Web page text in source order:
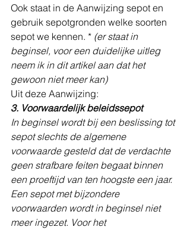
Ook staat in de Aanwijzing sepot en
gebruik sepotgronden welke soorten
sepot we kennen. * (er staat in
beginsel, voor een duidelijke uitleg
neem ik in dit artikel aan dat het
gewoon niet meer kan)
Uit deze Aanwijzing:
3. Voorwaardelijk beleidssepot
In beginsel wordt bij een beslissing tot
sepot slechts de algemene
voorwaarde gesteld dat de verdachte
geen strafbare feiten begaat binnen
een proeftijd van ten hoogste een jaar.
Een sepot met bijzondere
voorwaarden wordt in beginsel niet
meer ingezet. Voor het